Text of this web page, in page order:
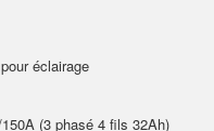
éclairage
(3 phasé 4 fils 32Ah)